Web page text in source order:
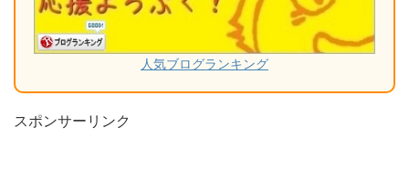
人気ブログランキング
スポンサーリンク